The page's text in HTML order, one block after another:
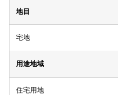
地目
宅地
用途地域
住宅用地